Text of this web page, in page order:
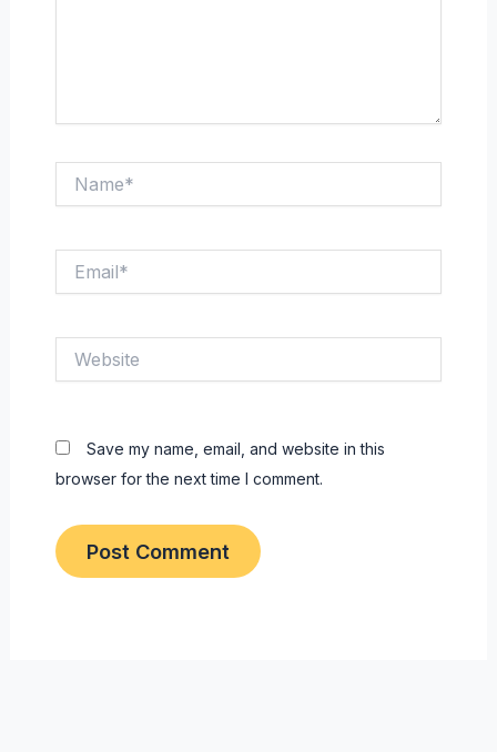
Save my name, email, and website in this
browser for the next time I comment.